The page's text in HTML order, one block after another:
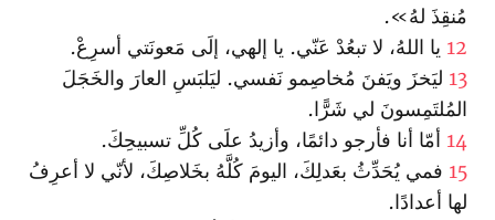
مُنقِذَ لهُ».
12 يا اللهُ، لا تبعُدْ عَنّي. يا إلهي، إلَى مَعونَتي أسرِعْ.
13 ليَخزَ ويَفنَ مُخاصِمو نَفسي. ليَلبَسِ العارَ والخَجَلَ
المُلتَمِسونَ لي شَرًّا.
14 أمّا أنا فأرجو دائمًا، وأزيدُ علَى كُلِّ تسبيحِكَ.
15 فمي يُحَدِّثُ بعَدلِكَ، اليومَ كُلَّهُ بخَلاصِكَ، لأنّي لا أعرِفُ
لها أعدادًا.